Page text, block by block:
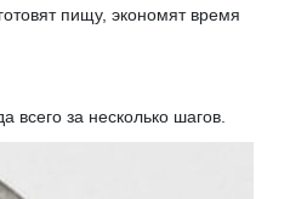
пищу, экономят время
за несколько шагов.